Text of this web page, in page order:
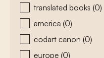
translated books (0)
america (0)
codart canon (0)
europe (0)